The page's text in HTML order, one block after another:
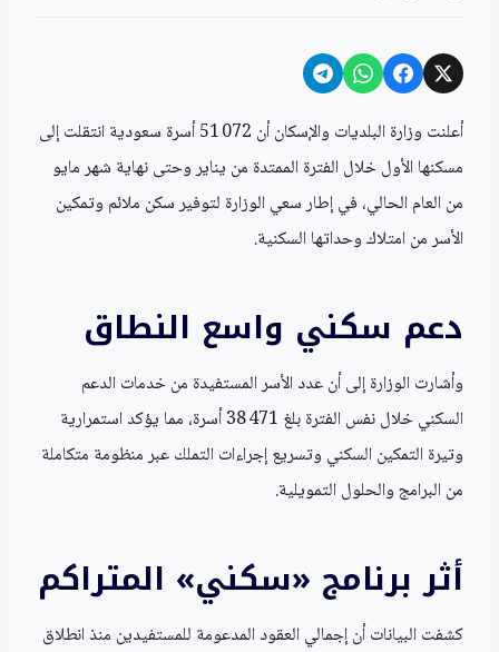
أعلنت وزارة البلديات والإسكان أن 51 072 أسرة سعودية انتقلت إلى
مسكنها الأول خلال الفترة الممتدة من يناير وحتى نهاية شهر مايو
من العام الحالي، في إطار سعي الوزارة لتوفير سكن ملائم وتمكين
الأسر من امتلاك وحداتها السكنية.
دعم سكني واسع النطاق
وأشارت الوزارة إلى أن عدد الأسر المستفيدة من خدمات الدعم
السكني خلال نفس الفترة بلغ 38 471 أسرة، مما يؤكد استمرارية
وتيرة التمكين السكني وتسريع إجراءات التملك عبر منظومة متكاملة
من البرامج والحلول التمويلية.
أثر برنامج «سكني» المتراكم
كشفت البيانات أن إجمالي العقود المدعومة للمستفيدين منذ انطلاق